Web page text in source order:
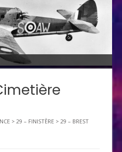
> 29 – FINISTÈRE > 29 – BREST